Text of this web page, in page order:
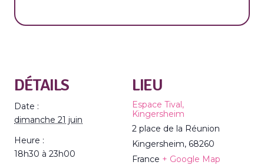
DÉTAILS
Date :
dimanche 21 juin
Heure :
18h30 à 23h00
LIEU
Espace Tival,
Kingersheim
2 place de la Réunion
Kingersheim, 68260
France + Google Map